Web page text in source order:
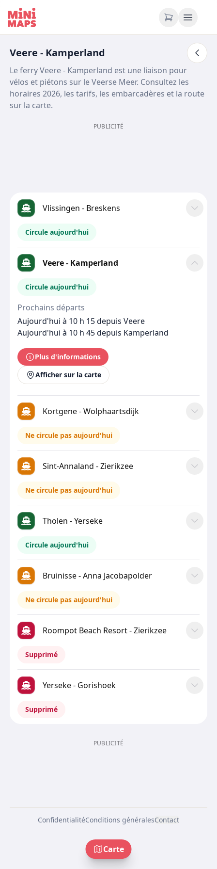
Aller au contenu
Veere - Kamperland
Le ferry Veere - Kamperland est une liaison pour
vélos et piétons sur le Veerse Meer. Consultez les
horaires 2026, les tarifs, les embarcadères et la route
sur la carte.
PUBLICITÉ
Vlissingen - Breskens
Circule aujourd'hui
Veere - Kamperland
Circule aujourd'hui
Prochains départs
Aujourd'hui à 10 h 15 depuis Veere
Aujourd'hui à 10 h 45 depuis Kamperland
Plus d'informations
Afficher sur la carte
Kortgene - Wolphaartsdijk
Ne circule pas aujourd'hui
Sint-Annaland - Zierikzee
Ne circule pas aujourd'hui
Tholen - Yerseke
Circule aujourd'hui
Bruinisse - Anna Jacobapolder
Ne circule pas aujourd'hui
Roompot Beach Resort - Zierikzee
Supprimé
Yerseke - Gorishoek
Supprimé
PUBLICITÉ
ConfidentialitéConditions généralesContact
Carte